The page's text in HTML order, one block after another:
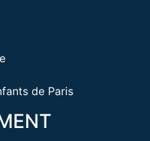
de Paris